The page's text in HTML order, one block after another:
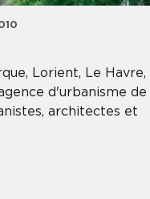
Lorient, Le Havre,
d'urbanisme de
architectes et